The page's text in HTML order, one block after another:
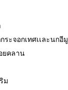
ระจอกเทศเเละนกอีมู
ยคลาน
ม